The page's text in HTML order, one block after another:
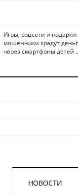
Игры, соцсети и
мошенники крадут
через смартфоны детей
НОВОСТИ